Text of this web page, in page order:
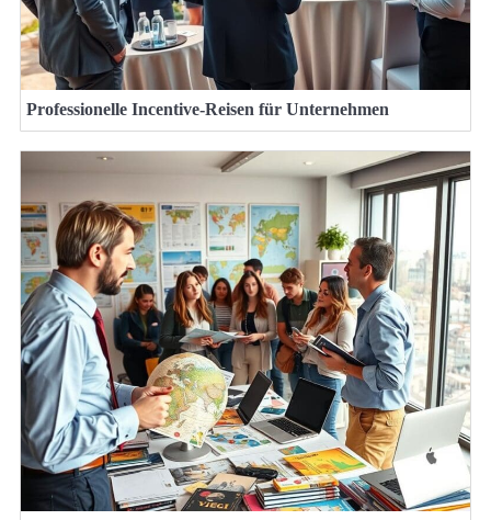
Professionelle Incentive-Reisen für Unternehmen